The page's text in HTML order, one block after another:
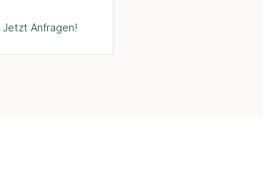
Anfragen!